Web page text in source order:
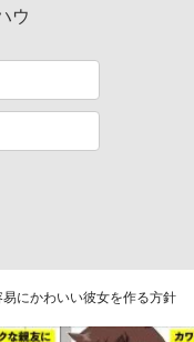
ウ
にかわいい彼女を作る方針